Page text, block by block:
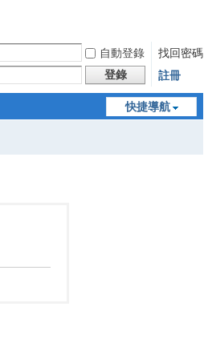
自動登錄
找回密碼
登錄 註冊
快捷導航